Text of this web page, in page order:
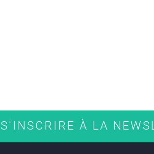
S'INSCRIRE À LA